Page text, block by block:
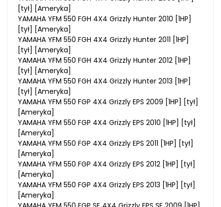
[tył] [Ameryka]
YAMAHA YFM 550 FGH 4X4 Grizzly Hunter 2010 [1HP]
[tył] [Ameryka]
YAMAHA YFM 550 FGH 4X4 Grizzly Hunter 2011 [1HP]
[tył] [Ameryka]
YAMAHA YFM 550 FGH 4X4 Grizzly Hunter 2012 [1HP]
[tył] [Ameryka]
YAMAHA YFM 550 FGH 4X4 Grizzly Hunter 2013 [1HP]
[tył] [Ameryka]
YAMAHA YFM 550 FGP 4X4 Grizzly EPS 2009 [1HP] [tył]
[Ameryka]
YAMAHA YFM 550 FGP 4X4 Grizzly EPS 2010 [1HP] [tył]
[Ameryka]
YAMAHA YFM 550 FGP 4X4 Grizzly EPS 2011 [1HP] [tył]
[Ameryka]
YAMAHA YFM 550 FGP 4X4 Grizzly EPS 2012 [1HP] [tył]
[Ameryka]
YAMAHA YFM 550 FGP 4X4 Grizzly EPS 2013 [1HP] [tył]
[Ameryka]